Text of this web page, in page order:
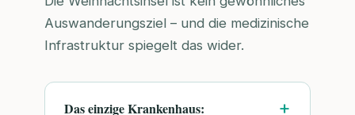
Auswanderungsziel – und die medizinische
Infrastruktur spiegelt das wider.
Das einzige Krankenhaus: